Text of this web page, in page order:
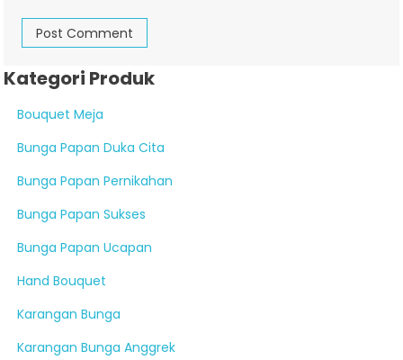
Kategori Produk
Bouquet Meja
Bunga Papan Duka Cita
Bunga Papan Pernikahan
Bunga Papan Sukses
Bunga Papan Ucapan
Hand Bouquet
Karangan Bunga
Karangan Bunga Anggrek